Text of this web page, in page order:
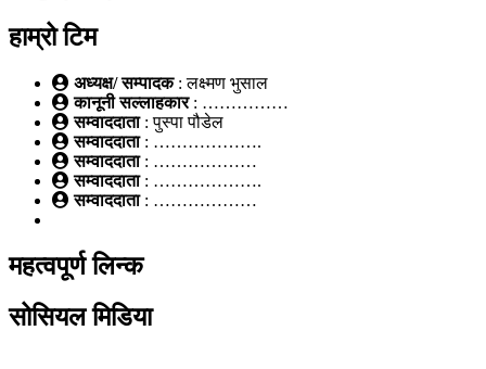
हाम्रो टिम
अध्यक्ष/ सम्पादक: लक्ष्मण भुसाल
कानूनी सल्लाहकार : ……………
सम्वाददाता: पुस्पा पौडेल
सम्वाददाता : ……………….
सम्वाददाता: ………………
सम्वाददाता: ……………….
सम्वाददाता: ………………
महत्वपूर्ण लिन्क
सोसियल मिडिया